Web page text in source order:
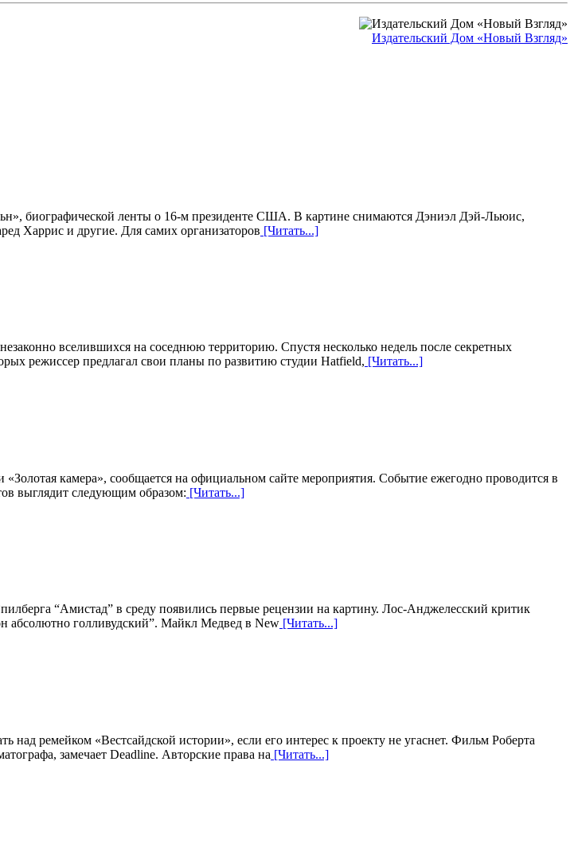
Издательский Дом «Новый Взгляд»
биографической ленты о 16-м президенте США. В картине снимаются Дэниэл Дэй-Льюис,
Харрис и другие. Для самих организаторов [Читать...]
вселившихся на соседнюю территорию. Спустя несколько недель после секретных
режиссер предлагал свои планы по развитию студии Hatfield, [Читать...]
камера», сообщается на официальном сайте мероприятия. Событие ежегодно проводится в
выглядит следующим образом: [Читать...]
“Амистад” в среду появились первые рецензии на картину. Лос-Анджелесский критик
абсолютно голливудский”. Майкл Медвед в New [Читать...]
ремейком «Вестсайдской истории», если его интерес к проекту не угаснет. Фильм Роберта
замечает Deadline. Авторские права на [Читать...]